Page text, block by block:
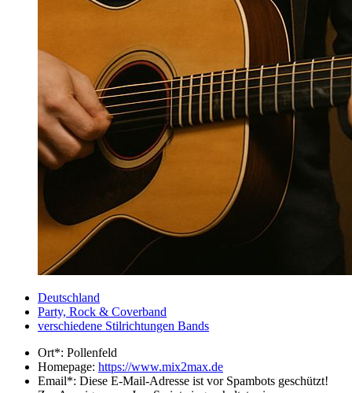
Deutschland
Party, Rock & Coverband
verschiedene Stilrichtungen Bands
Ort*: Pollenfeld
Homepage: https://www.mix2max.de
Email*: Diese E-Mail-Adresse ist vor Spambots geschützt!